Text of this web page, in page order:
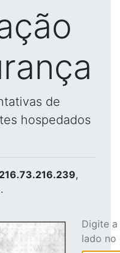
de
hospedados
216.73.216.239,
Digite
lado no